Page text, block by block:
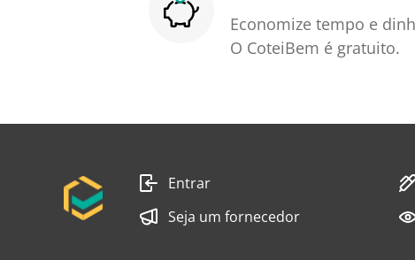
Economize tempo e
O CoteiBem é gratuito.
Entrar
Seja um fornecedor